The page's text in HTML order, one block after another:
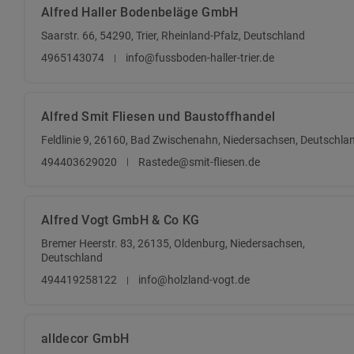
Alfred Haller Bodenbeläge GmbH
Saarstr. 66, 54290, Trier, Rheinland-Pfalz, Deutschland
4965143074
info@fussboden-haller-trier.de
Alfred Smit Fliesen und Baustoffhandel
Feldlinie 9, 26160, Bad Zwischenahn, Niedersachsen,
494403629020
Rastede@smit-fliesen.de
Alfred Vogt GmbH & Co KG
Bremer Heerstr. 83, 26135, Oldenburg, Niedersachsen,
Deutschland
494419258122
info@holzland-vogt.de
alldecor GmbH